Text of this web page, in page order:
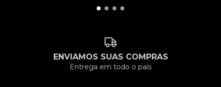
ENVIAMOS SUAS COMPRAS
Entrega em todo o país